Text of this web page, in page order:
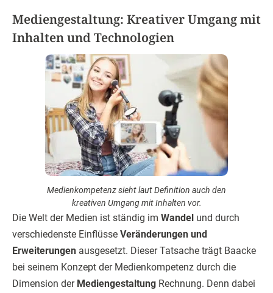
Mediengestaltung: Kreativer Umgang mit
Inhalten und Technologien
Medienkompetenz sieht laut Definition auch den
kreativen Umgang mit Inhalten vor.
Die Welt der Medien ist ständig im Wandel und durch
verschiedenste Einflüsse Veränderungen und
Erweiterungen ausgesetzt. Dieser Tatsache trägt Baacke
bei seinem Konzept der Medienkompetenz durch die
Dimension der Mediengestaltung Rechnung. Denn dabei